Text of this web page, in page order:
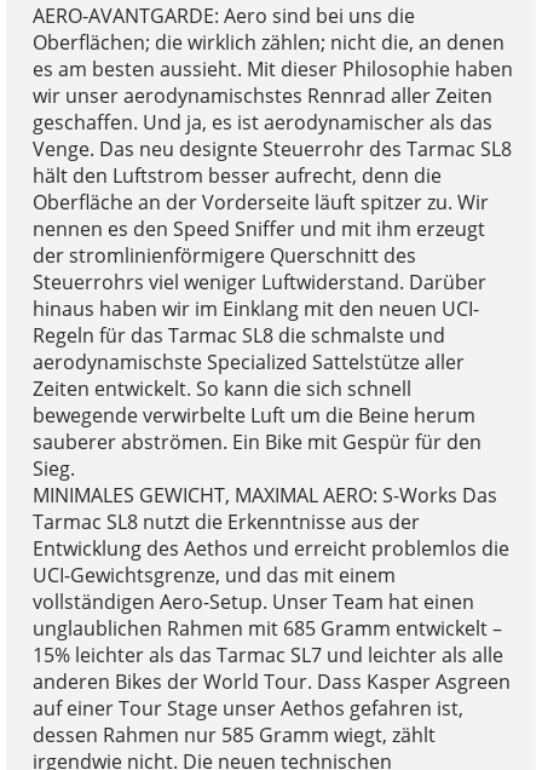
AERO-AVANTGARDE: Aero sind bei uns die
Oberflächen; die wirklich zählen; nicht die, an denen
es am besten aussieht. Mit dieser Philosophie haben
wir unser aerodynamischstes Rennrad aller Zeiten
geschaffen. Und ja, es ist aerodynamischer als das
Venge. Das neu designte Steuerrohr des Tarmac SL8
hält den Luftstrom besser aufrecht, denn die
Oberfläche an der Vorderseite läuft spitzer zu. Wir
nennen es den Speed Sniffer und mit ihm erzeugt
der stromlinienförmigere Querschnitt des
Steuerrohrs viel weniger Luftwiderstand. Darüber
hinaus haben wir im Einklang mit den neuen UCI-
Regeln für das Tarmac SL8 die schmalste und
aerodynamischste Specialized Sattelstütze aller
Zeiten entwickelt. So kann die sich schnell
bewegende verwirbelte Luft um die Beine herum
sauberer abströmen. Ein Bike mit Gespür für den
Sieg.
MINIMALES GEWICHT, MAXIMAL AERO: S-Works Das
Tarmac SL8 nutzt die Erkenntnisse aus der
Entwicklung des Aethos und erreicht problemlos die
UCI-Gewichtsgrenze, und das mit einem
vollständigen Aero-Setup. Unser Team hat einen
unglaublichen Rahmen mit 685 Gramm entwickelt –
15% leichter als das Tarmac SL7 und leichter als alle
anderen Bikes der World Tour. Dass Kasper Asgreen
auf einer Tour Stage unser Aethos gefahren ist,
dessen Rahmen nur 585 Gramm wiegt, zählt
irgendwie nicht. Die neuen technischen